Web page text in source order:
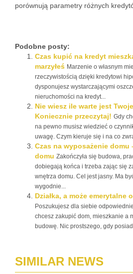
porównują parametry różnych
Podobne posty:
Czas kupić na kredyt
marzyłeś Marzenie o własnym
rzeczywistością dzięki kredytowi
dysponujesz wystarczającymi
nieruchomości na kredyt...
Nie wiesz ile warte jest
Koniecznie przeczytaj! Gdy
na pewno musisz wiedzieć o
uwagę. Czym kieruje się i na co
Czas na wyposażenie domu
domu Zakończyła się budowa,
dobiegają końca i trzeba zając się
wnętrza domu. Cel jest jasny. Ma
wygodnie...
Działka, a może emerytalne
Poszukujesz dla siebie
chcesz zakupić dom, mieszkanie a
budowę. Nic prostszego, gdy
SIMILAR NEWS